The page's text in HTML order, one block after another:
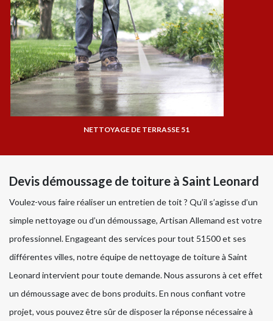
NETTOYAGE DE TERRASSE 51
Devis démoussage de toiture à Saint Leonard
Voulez-vous faire réaliser un entretien de toit ? Qu’il s’agisse d’un
simple nettoyage ou d’un démoussage, Artisan Allemand est votre
professionnel. Engageant des services pour tout 51500 et ses
différentes villes, notre équipe de nettoyage de toiture à Saint
Leonard intervient pour toute demande. Nous assurons à cet effet
un démoussage avec de bons produits. En nous confiant votre
projet, vous pouvez être sûr de disposer la réponse nécessaire à